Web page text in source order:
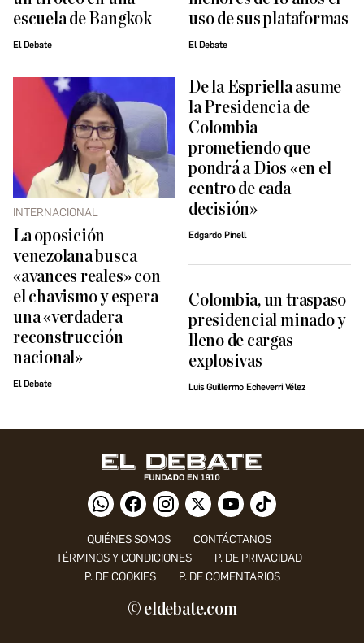
escuela de Bangkok
El Debate
uso de sus plataformas
El Debate
INTERNACIONAL
La oposición
venezolana busca
«avances reales» con
el chavismo y espera
una «verdadera
reconstrucción
nacional»
El Debate
De la Espriella asume
la Presidencia de
Colombia
prometiendo que
pondrá a Dios «en el
centro de cada
decisión»
Edgardo Pinell
Colombia, un traspaso
presidencial minado y
lleno de cargas
explosivas
Luis Guillermo Echeverri Vélez
QUIÉNES SOMOS
CONTÁCTANOS
TÉRMINOS Y CONDICIONES
P. DE PRIVACIDAD
P. DE COOKIES
P. DE COMENTARIOS
© eldebate.com